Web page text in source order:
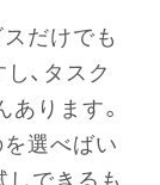
だけでも
、タスク
ります。
選べばい
できるも